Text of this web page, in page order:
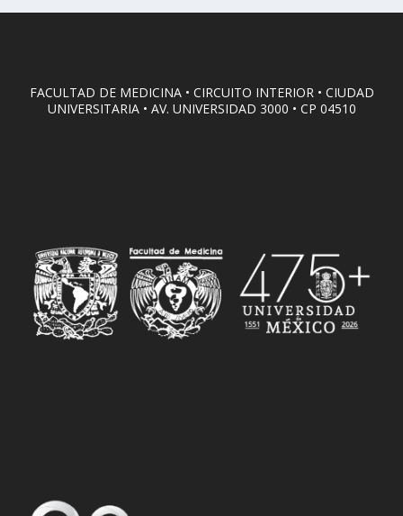
FACULTAD DE MEDICINA • CIRCUITO INTERIOR • CIUDAD
UNIVERSITARIA • AV. UNIVERSIDAD 3000 • CP 04510